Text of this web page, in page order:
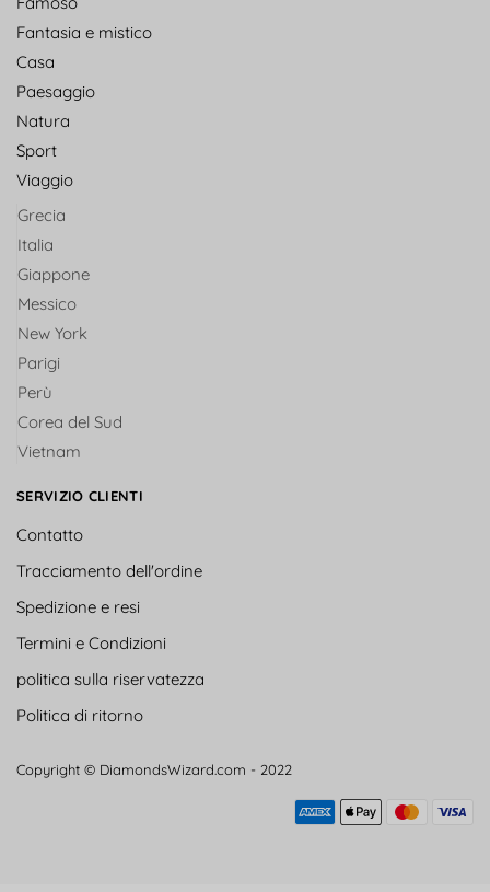
Fantasia e mistico
Casa
Paesaggio
Natura
Sport
Viaggio
Grecia
Italia
Giappone
Messico
New York
Parigi
Perù
Corea del Sud
Vietnam
SERVIZIO CLIENTI
Contatto
Tracciamento dell'ordine
Spedizione e resi
Termini e Condizioni
politica sulla riservatezza
Politica di ritorno
Copyright © DiamondsWizard.com - 2022